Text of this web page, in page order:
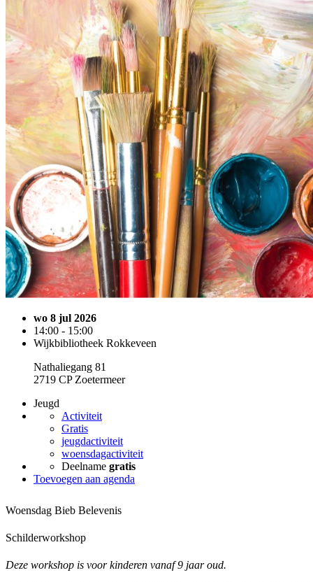
wo 8 jul 2026
14:00 - 15:00
Wijkbibliotheek Rokkeveen
Nathaliegang 81
2719 CP Zoetermeer
Jeugd
Activiteit
Gratis
jeugdactiviteit
woensdagactiviteit
Deelname gratis
Toevoegen aan agenda
Woensdag Bieb Belevenis
Schilderworkshop
Deze workshop is voor kinderen vanaf 9 jaar oud.